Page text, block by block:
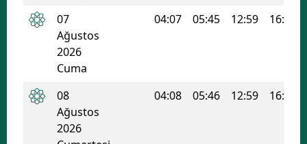
Denizli
07
Ağustos
2026
Cuma
04:07 05:45 12:59 16:50
08
Ağustos
2026
04:08 05:46 12:59 16:50